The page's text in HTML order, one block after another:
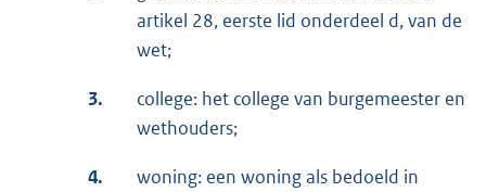
artikel 28, eerste lid onderdeel d, van de
wet;
3.
college: het college van burgemeester en
wethouders;
4.
woning: een woning als bedoeld in